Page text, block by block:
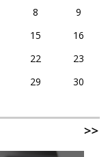
8
9
15
16
22
23
29
30